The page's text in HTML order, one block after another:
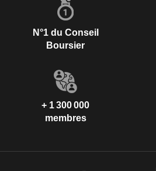
N°1 du Conseil
Boursier
+ 1 300 000
membres